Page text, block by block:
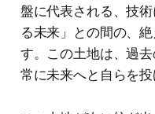
盤に代表される、技
る未来」との間の、
す。この土地は、過去
常に未来へと自らを投